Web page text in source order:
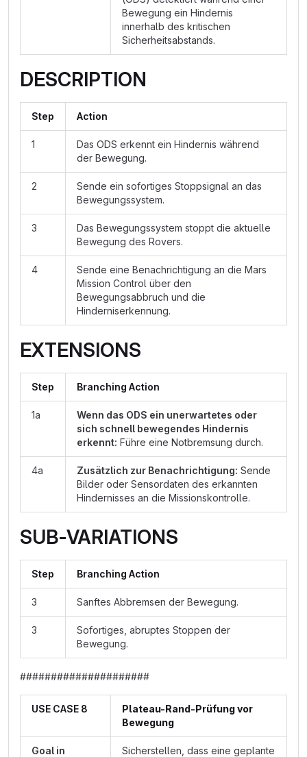
Bewegung ein Hindernis
innerhalb des kritischen
Sicherheitsabstands.
DESCRIPTION
Step Action
1
Das ODS erkennt ein Hindernis während
der Bewegung.
2
Sende ein sofortiges Stoppsignal an das
Bewegungssystem.
3
Das Bewegungssystem stoppt die aktuelle
Bewegung des Rovers.
4
Sende eine Benachrichtigung an die Mars
Mission Control über den
Bewegungsabbruch und die
Hinderniserkennung.
EXTENSIONS
Step Branching Action
1a
Wenn das ODS ein unerwartetes oder
sich schnell bewegendes Hindernis
erkennt: Führe eine Notbremsung durch.
4a Zusätzlich zur Benachrichtigung: Sende
Bilder oder Sensordaten des erkannten
Hindernisses an die Missionskontrolle.
SUB-VARIATIONS
Step Branching Action
3 Sanftes Abbremsen der Bewegung.
3
Sofortiges, abruptes Stoppen der
Bewegung.
#####################
USE CASE 8
Plateau-Rand-Prüfung vor
Bewegung
Goal in
Sicherstellen, dass eine geplante